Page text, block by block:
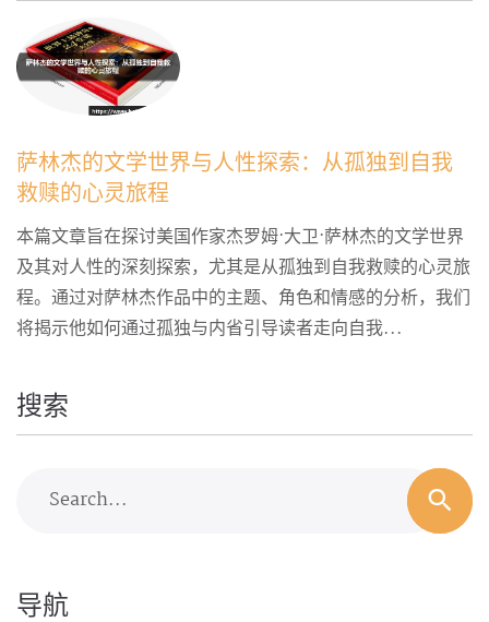
萨林杰的文学世界与人性探索：从孤独到自我
救赎的心灵旅程
本篇文章旨在探讨美国作家杰罗姆·大卫·萨林杰的文学世界
及其对人性的深刻探索，尤其是从孤独到自我救赎的心灵旅
程。通过对萨林杰作品中的主题、角色和情感的分析，我们
将揭示他如何通过孤独与内省引导读者走向自我...
搜索
Search...
导航